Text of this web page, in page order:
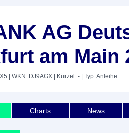
AG
am Main
| WKN: DJ9AGX | Kürzel: - | Typ: Anleihe
Charts News